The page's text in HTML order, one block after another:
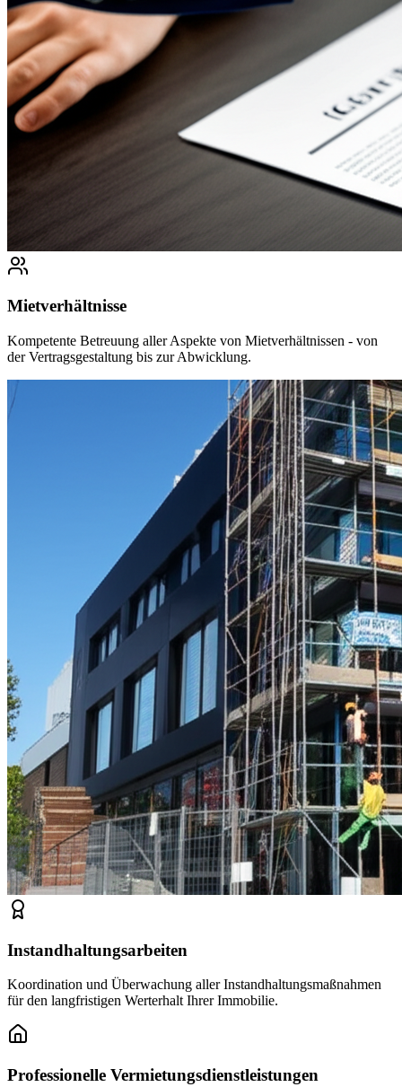
Mietverhältnisse
Kompetente Betreuung aller Aspekte von Mietverhältnissen - von
der Vertragsgestaltung bis zur Abwicklung.
Instandhaltungsarbeiten
Koordination und Überwachung aller Instandhaltungsmaßnahmen
für den langfristigen Werterhalt Ihrer Immobilie.
Professionelle Vermietungsdienstleistungen